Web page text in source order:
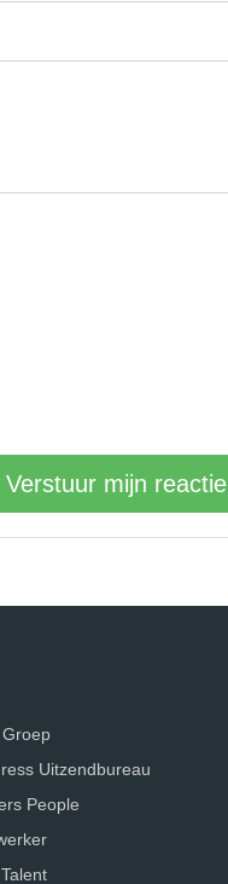
Verstuur mijn reactie
Uitzendbureau
People